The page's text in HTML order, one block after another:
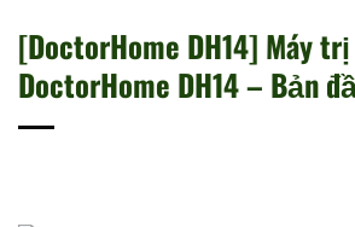
[DoctorHome DH14] Máy
DoctorHome DH14 – Bản